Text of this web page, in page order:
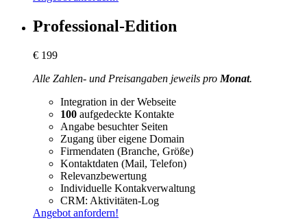
Professional-Edition
€ 199
Alle Zahlen- und Preisangaben jeweils pro Monat.
Integration in der Webseite
100 aufgedeckte Kontakte
Angabe besuchter Seiten
Zugang über eigene Domain
Firmendaten (Branche, Größe)
Kontaktdaten (Mail, Telefon)
Relevanzbewertung
Individuelle Kontakverwaltung
CRM: Aktivitäten-Log
Angebot anfordern!